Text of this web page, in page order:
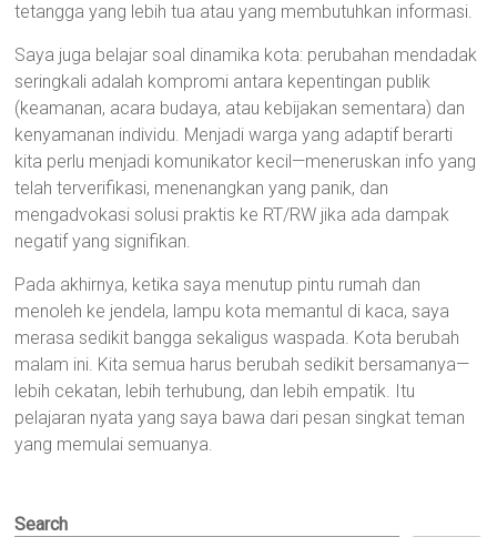
tetangga yang lebih tua atau yang membutuhkan informasi.
Saya juga belajar soal dinamika kota: perubahan mendadak
seringkali adalah kompromi antara kepentingan publik
(keamanan, acara budaya, atau kebijakan sementara) dan
kenyamanan individu. Menjadi warga yang adaptif berarti
kita perlu menjadi komunikator kecil—meneruskan info yang
telah terverifikasi, menenangkan yang panik, dan
mengadvokasi solusi praktis ke RT/RW jika ada dampak
negatif yang signifikan.
Pada akhirnya, ketika saya menutup pintu rumah dan
menoleh ke jendela, lampu kota memantul di kaca, saya
merasa sedikit bangga sekaligus waspada. Kota berubah
malam ini. Kita semua harus berubah sedikit bersamanya—
lebih cekatan, lebih terhubung, dan lebih empatik. Itu
pelajaran nyata yang saya bawa dari pesan singkat teman
yang memulai semuanya.
Search